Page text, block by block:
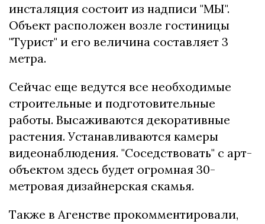
инсталяция состоит из надписи "МЫ".
Объект расположен возле гостиницы
"Турист" и его величина составляет 3
метра.
Сейчас еще ведутся все необходимые
строительные и подготовительные
работы. Высаживаются декоративные
растения. Устанавливаются камеры
видеонаблюдения. "Соседствовать" с арт-
объектом здесь будет огромная 30-
метровая дизайнерская скамья.
Также в Агенстве прокомментировали,